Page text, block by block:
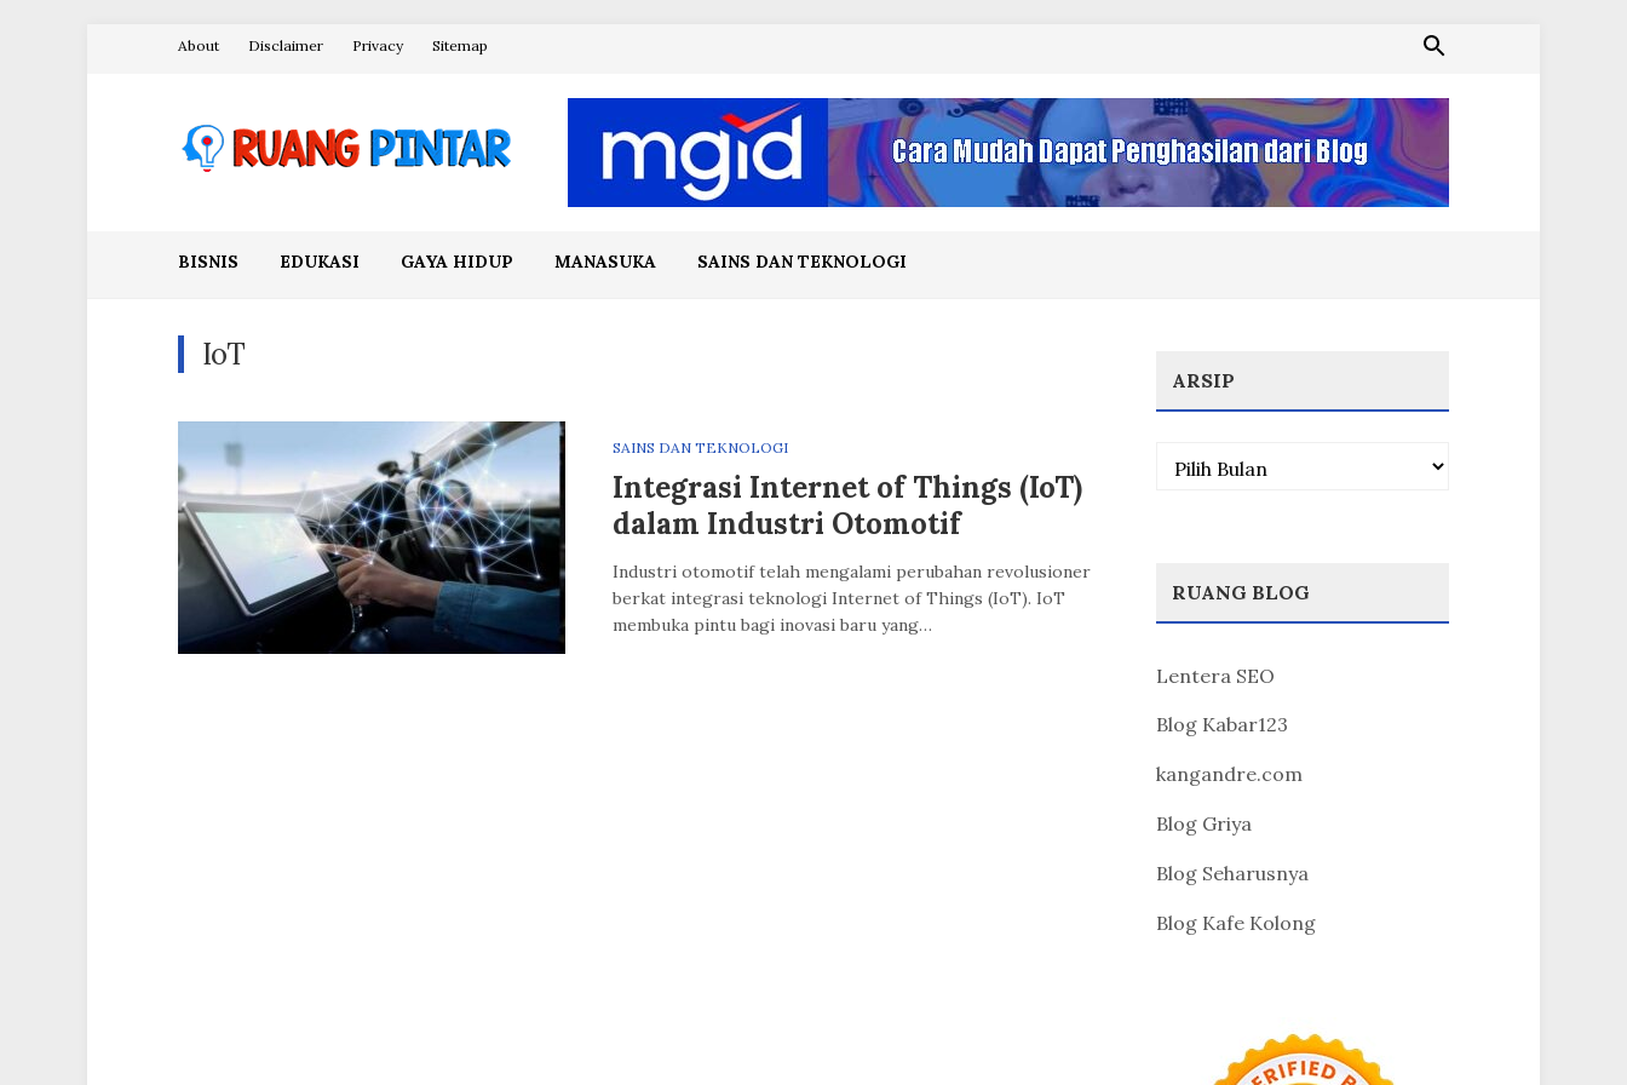
About Disclaimer Privacy Sitemap
BISNIS EDUKASI GAYA HIDUP MANASUKA SAINS DAN TEKNOLOGI
IoT
SAINS DAN TEKNOLOGI
Integrasi Internet of Things (IoT)
dalam Industri Otomotif
Industri otomotif telah mengalami perubahan revolusioner
berkat integrasi teknologi Internet of Things (IoT). IoT
membuka pintu bagi inovasi baru yang…
ARSIP
Arsip
RUANG BLOG
Lentera SEO
Blog Kabar123
kangandre.com
Blog Griya
Blog Seharusnya
Blog Kafe Kolong